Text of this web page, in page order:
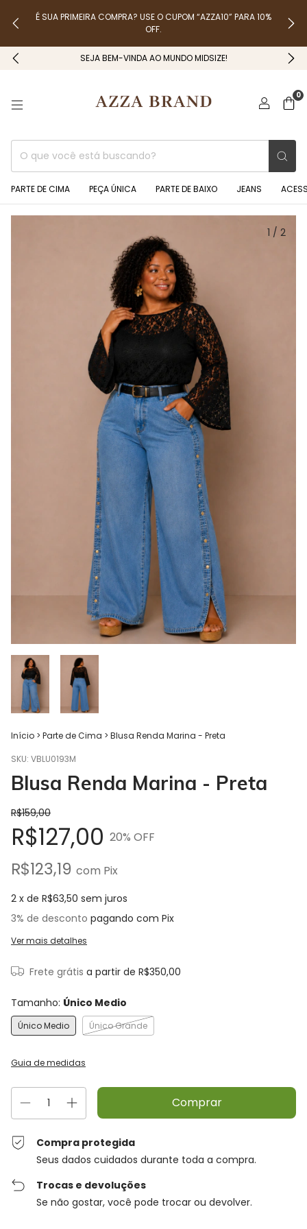
É SUA PRIMEIRA COMPRA? USE O CUPOM “AZZA10” PARA 10%
OFF.
SEJA BEM-VINDA AO MUNDO MIDSIZE!
0
PARTE DE CIMA PEÇA ÚNICA PARTE DE BAIXO JEANS
1 / 2
Início > Parte de Cima > Blusa Renda Marina - Preta
SKU: VBLU0193M
Blusa Renda Marina - Preta
R$159,00
R$127,00 20% OFF
R$123,19 com Pix
2 x de R$63,50 sem juros
3% de desconto pagando com Pix
Ver mais detalhes
Frete grátis a partir de R$350,00
Tamanho: Único Medio
Único Medio Único Grande
Guia de medidas
Compra protegida
Seus dados cuidados durante toda a compra.
Trocas e devoluções
Se não gostar, você pode trocar ou devolver.